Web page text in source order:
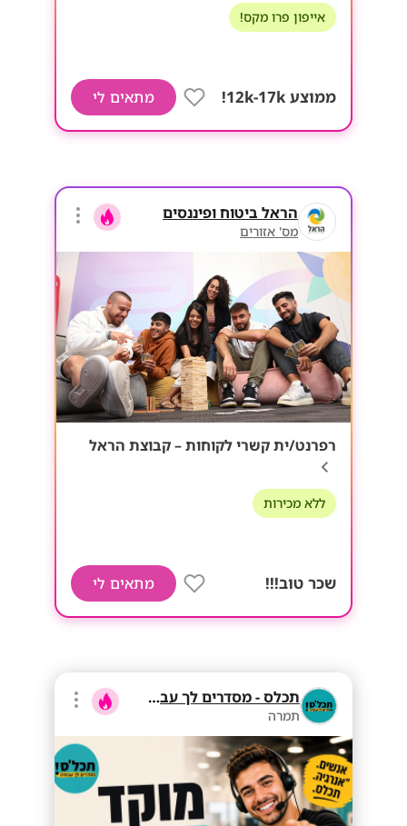
אייפון פרו מקס!
ממוצע 12k-17k! מתאים לי
הראל ביטוח ופיננסים
מס' אזורים
רפרנט/ית קשרי לקוחות – קבוצת הראל
ללא מכירות
שכר טוב!!! מתאים לי
תכלס - מסדרים לך עבודה
תמרה